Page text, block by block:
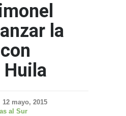
la
12 mayo, 2015
al Sur